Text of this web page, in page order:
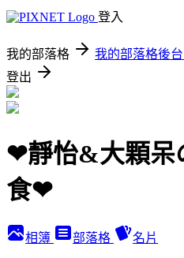
登入
我的部落格 我的部落格後台
登出
❤靜怡&大顆呆
食❤
相簿 部落格 名片